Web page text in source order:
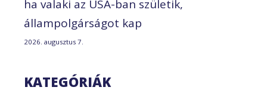
ha valaki az USA-ban születik,
állampolgárságot kap
2026. augusztus 7.
KATEGÓRIÁK